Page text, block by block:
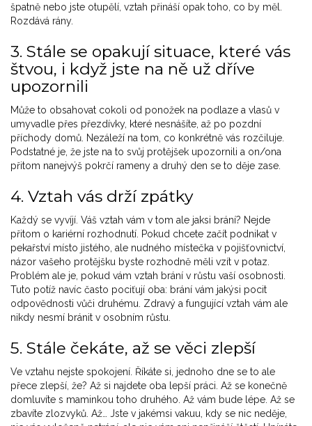
špatně nebo jste otupělí, vztah přináší opak toho, co by měl.
Rozdává rány.
3. Stále se opakují situace, které vás
štvou, i když jste na ně už dříve
upozornili
Může to obsahovat cokoli od ponožek na podlaze a vlasů v
umyvadle přes přezdívky, které nesnášíte, až po pozdní
příchody domů. Nezáleží na tom, co konkrétně vás rozčiluje.
Podstatné je, že jste na to svůj protějšek upozornili a on/ona
přitom nanejvýš pokrčí rameny a druhý den se to děje zase.
4. Vztah vás drží zpátky
Každý se vyvíjí. Váš vztah vám v tom ale jaksi brání? Nejde
přitom o kariérní rozhodnutí. Pokud chcete začít podnikat v
pekařství místo jistého, ale nudného místečka v pojišťovnictví,
názor vašeho protějšku byste rozhodně měli vzít v potaz.
Problém ale je, pokud vám vztah brání v růstu vaší osobnosti.
Tuto potíž navíc často pociťují oba: brání vám jakýsi pocit
odpovědnosti vůči druhému. Zdravý a fungující vztah vám ale
nikdy nesmí bránit v osobním růstu.
5. Stále čekáte, až se věci zlepší
Ve vztahu nejste spokojení. Říkáte si, jednoho dne se to ale
přece zlepší, že? Až si najdete oba lepší práci. Až se konečně
domluvíte s maminkou toho druhého. Až vám bude lépe. Až se
zbavíte zlozvyků. Až… Jste v jakémsi vakuu, kdy se nic neděje,